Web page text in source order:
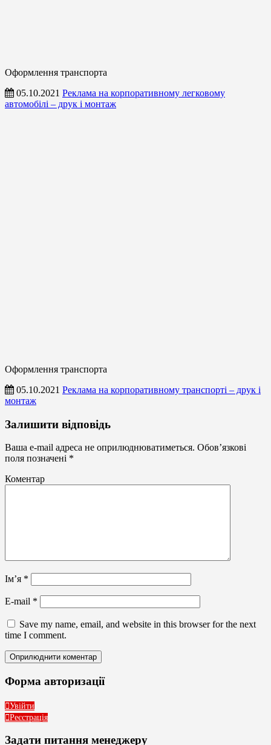
Оформлення транспорта
05.10.2021 Реклама на корпоративному легковому
автомобілі – друк і монтаж
Оформлення транспорта
05.10.2021 Реклама на корпоративному транспорті – друк і
монтаж
Оформлення
Залишити відповідь
Ваша e-mail адреса не оприлюднюватиметься. Обов’язкові
поля позначені *
Коментар
Ім’я *
E-mail *
Save my name, email, and website in this browser for the next
time I comment.
Форма авторизації
Увійти
Реєстрація
Задати питання менеджеру